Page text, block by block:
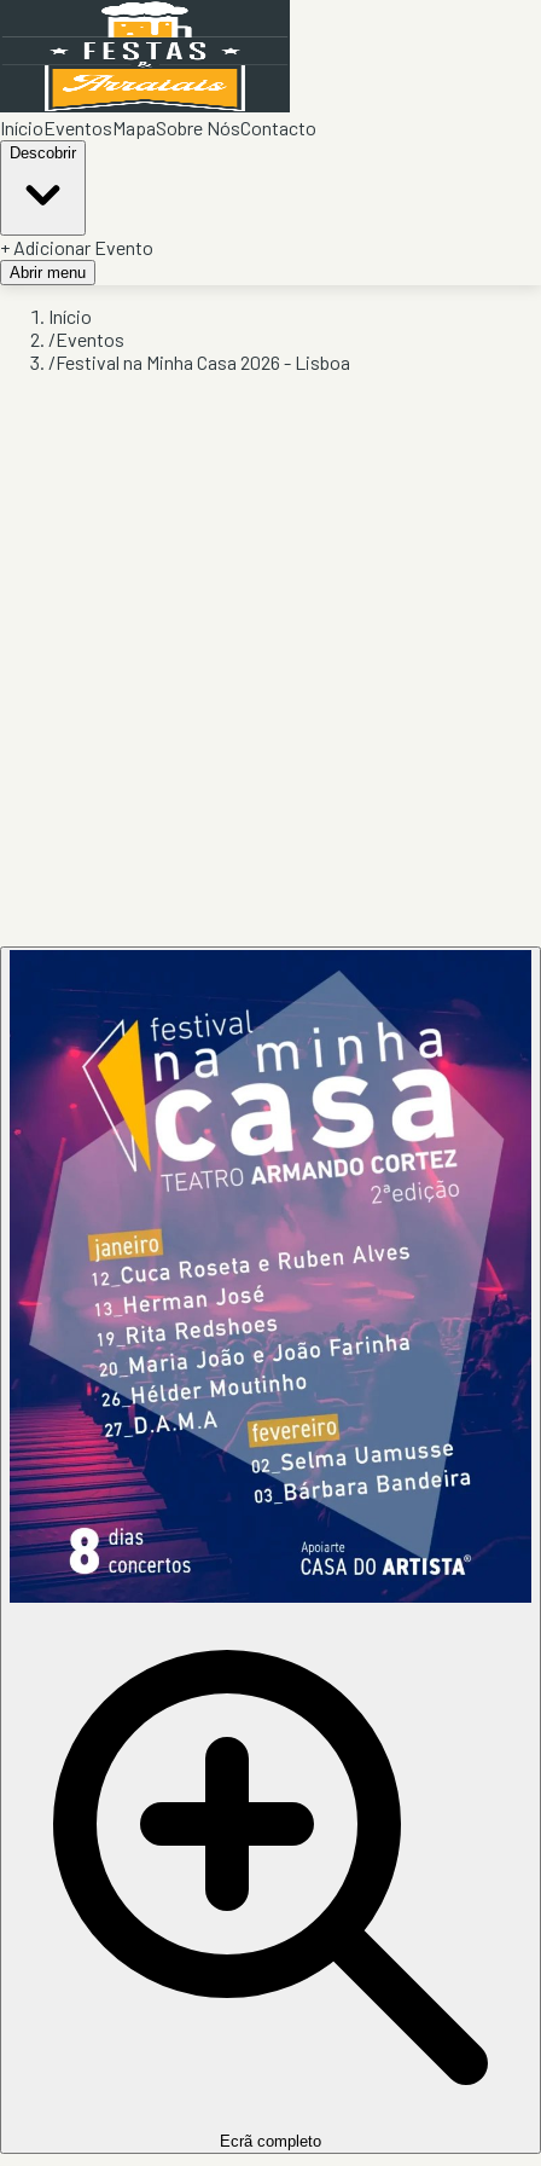
InícioEventosMapaSobre NósContacto
Descobrir
+ Adicionar Evento
Abrir menu
Início
/Eventos
/Festival na Minha Casa 2026 - Lisboa
Ecrã completo